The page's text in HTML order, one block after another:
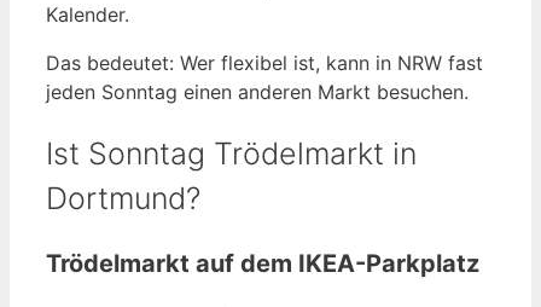
Kalender.
Das bedeutet: Wer flexibel ist, kann in NRW fast
jeden Sonntag einen anderen Markt besuchen.
Ist Sonntag Trödelmarkt in
Dortmund?
Trödelmarkt auf dem IKEA-Parkplatz